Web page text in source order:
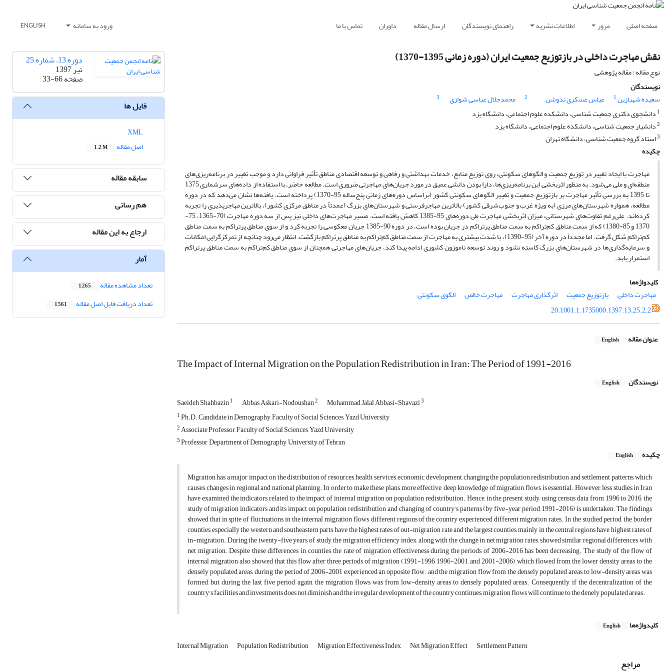
صفحه اصلی مرور اطلاعات نشریه راهنمای نویسندگان ارسال مقاله داوران تماس با ما ورود به سامانه ENGLISH
نقش مهاجرت داخلی در بازتوزیع جمعیت ایران (دوره زمانی 1395-1370)
نوع مقاله : مقاله پژوهشی
نویسندگان
سعیده شهبازین1 عباس عسکری ندوشن 2 محمدجلال عباسی شوازی
3
1 دانشجوی دکتری جمعیت شناسی، دانشکده علوم اجتماعی، دانشگاه یزد
2دانشیار جمعیت شناسی، دانشکده علوم اجتماعی، دانشگاه یزد
3استاد گروه جمعیت شناسی، دانشگاه تهران
چکیده
مهاجرت با ایجاد تغییر در توزیع جمعیت و الگوهای سکونتی، روی توزیع منابع، خدمات بهداشتی و رفاهی و توسعه اقتصادی مناطق تأثیر فراوانی دارد و موجب تغییر در برنامه‌ریزی‌های
منطقه‌ای و ملی می‌شود. به منظور اثربخشی این برنامه‌ریزی‌ها، دارا بودن دانشی عمیق در مورد جریان‌های مهاجرتی ضروری است. مطالعه حاضر، با استفاده از داده‌های سرشماری 1375
تا 1395 به بررسی تأثیر مهاجرت بر بازتوزیع جمعیت و تغییر الگوهای سکونتی کشور (براساس دوره‌های زمانی پنج‌ساله 95-1370) پرداخته است. یافته‌ها نشان می‌دهد که در دوره
مطالعه، همواره شهرستان‌های مرزی (به ویژه غرب و جنوب‌شرقی کشور) بالاترین مهاجرفرستی و شهرستان‌های بزرگ (عمدتاً در مناطق مرکزی کشور)، بالاترین مهاجرپذیری را تجربه
کرده‌اند. علی‌رغم تفاوت‌های شهرستانی، میزان اثربخشی مهاجرت طی دوره‌های 95-1385 کاهش یافته است. مسیر مهاجرت‌های داخلی نیز پس از سه دوره مهاجرت (70-1365، 75-
1370 و 85-1380) که از سمت مناطق کم‌تراکم به سمت مناطق پرتراکم در جریان بوده است، در دوره 90-1385 جریان معکوسی را تجربه کرد و از سوی مناطق پرتراکم به سمت مناطق
کم‌تراکم شکل گرفت. اما مجدداً در دوره آخر (95-1390)، با شدت بیشتری به مهاجرت از سمت مناطق کم‌تراکم به مناطق پرتراکم بازگشت. انتظار می‌رود چنانچه از تمرکزگرایی امکانات
و سرمایه‌گذاری‌ها در شهرستان‌های بزرگ کاسته نشود و روند توسعه ناموزون کشوری ادامه پیدا کند، جریان‌های مهاجرتی همچنان از سوی مناطق کم‌تراکم به سمت مناطق پرتراکم
استمرار یابد.
کلیدواژه‌ها
مهاجرت داخلی
بازتوزیع جمعیت اثرگذاری مهاجرت مهاجرت خالص
الگوی سکونتی
20.1001.1.1735000.1397.13.25.2.2
عنوان مقاله English
The Impact of Internal Migration on the Population Redistribution in Iran: The Period of 1991-2016
نویسندگان English
Saeideh Shahbazin1 Abbas Askari-Nodoushan2 Mohammad Jalal Abbasi-Shavazi3
1Ph.D. Candidate in Demography, Faculty of Social Sciences, Yazd University
2Associate Professor, Faculty of Social Sciences, Yazd University
3Professor, Department of Demography, University of Tehran
چکیده
English
Migration has a major impact on the distribution of resources, health services, economic development, changing the population redistribution and settlement patterns, which
causes changes in regional and national planning. In order to make these plans more effective, deep knowledge of migration flows is essential. However, less studies in Iran
have examined the indicators related to the impact of internal migration on population redistribution. Hence, in the present study, using census data from 1996 to 2016, the
study of migration indicators and its impact on population redistribution and changing of country's patterns (by five-year period, 1991-2016) is undertaken. The findings
showed that in spite of fluctuations in the internal migration flows, different regions of the country experienced different migration rates. In the studied period, the border
counties, especially the western and southeastern parts, have the highest rates of out-migration rate and the largest counties, mainly in the central regions have highest rates of
in-migration. During the twenty-five years of study, the migration efficiency index, along with the change in net migration rates, showed similar regional differences with
net migration. Despite these differences in counties, the rate of migration effectiveness during the periods of 2006-2016 has been decreasing. The study of the flow of
internal migration also showed that this flow after three periods of migration (1991-1996, 1996-2001, and 2001-2006), which flowed from the lower density areas to the
densely populated areas, during the period of 2006-2001 experienced an opposite flow. and the migration flow from the densely populated areas to low-density areas was
formed, but during the last five period again, the migration flows was from low-density areas to densely populated areas. Consequently, if the decentralization of the
country's facilities and investments does not diminish and the irregular development of the country continues, migration flows will continue to the denely populated areas.
کلیدواژه‌ها English
Internal Migration Population Redistribution Migration Effectiveness Index Net Migration Effect Settlement Pattern
مراجع
دوره 13، شماره 25
تیر 1397
صفحه33-66
فایل ها
اصل مقاله
1.2 M
سابقه مقاله
هم رسانی
ارجاع به این مقاله
آمار
تعداد مشاهده مقاله 1,265
تعداد دریافت فایل اصل مقاله 1,561